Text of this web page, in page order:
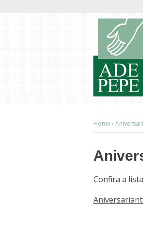
Home ›
Confira a